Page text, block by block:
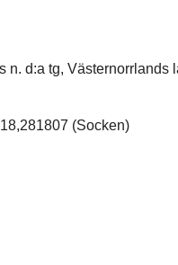
n. d:a tg, Västernorrlands
(Socken)